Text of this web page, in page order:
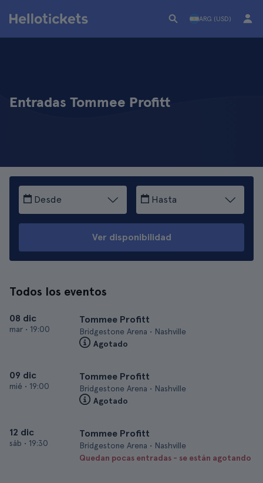
ARG (USD)
Entradas Tommee Profitt
Desde Hasta
Ver disponibilidad
Todos los eventos
08 dic
mar • 19:00
Tommee Profitt
Bridgestone Arena • Nashville
Agotado
09 dic
mié • 19:00
Tommee Profitt
Bridgestone Arena • Nashville
Agotado
12 dic
sáb • 19:30
Tommee Profitt
Bridgestone Arena • Nashville
Quedan pocas entradas - se están agotando